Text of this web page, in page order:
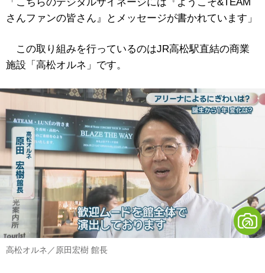
さんファンの皆さん』とメッセージが書かれています」
この取り組みを行っているのはJR高松駅直結の商業
施設「高松オルネ」です。
高松オルネ／原田宏樹 館長